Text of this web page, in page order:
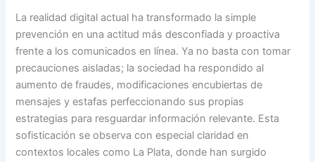
La realidad digital actual ha transformado la simple
prevención en una actitud más desconfiada y proactiva
frente a los comunicados en línea. Ya no basta con tomar
precauciones aisladas; la sociedad ha respondido al
aumento de fraudes, modificaciones encubiertas de
mensajes y estafas perfeccionando sus propias
estrategias para resguardar información relevante. Esta
sofisticación se observa con especial claridad en
contextos locales como La Plata, donde han surgido